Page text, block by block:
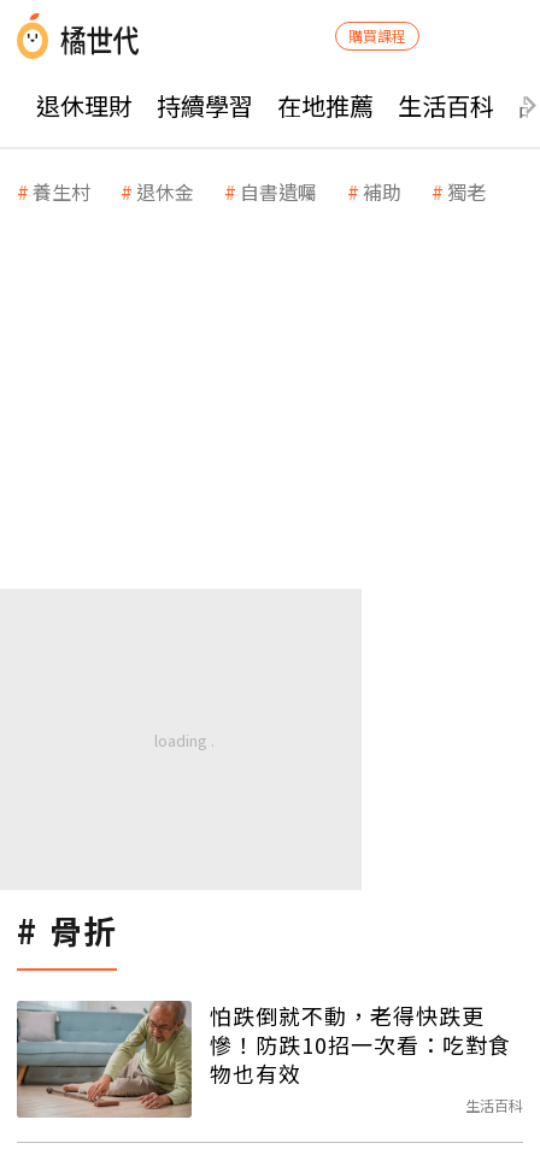
購買課程
退休理財 持續學習 在地推薦 生活百科
養生村 退休金 自書遺囑 補助 獨老
骨折
怕跌倒就不動，老得快跌更
慘！防跌10招一次看：吃對食
物也有效
生活百科